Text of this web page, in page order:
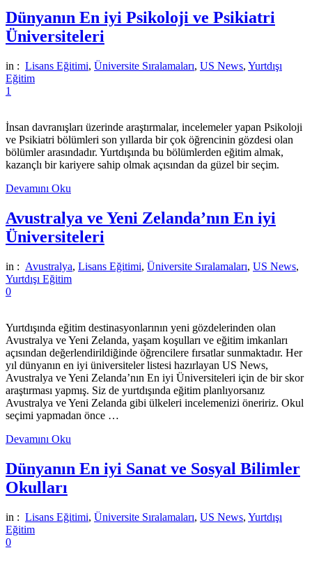
Dünyanın En iyi Psikoloji ve Psikiatri
Üniversiteleri
in : Lisans Eğitimi, Üniversite Sıralamaları, US News, Yurtdışı
Eğitim
1
İnsan davranışları üzerinde araştırmalar, incelemeler yapan Psikoloji
ve Psikiatri bölümleri son yıllarda bir çok öğrencinin gözdesi olan
bölümler arasındadır. Yurtdışında bu bölümlerden eğitim almak,
kazançlı bir kariyere sahip olmak açısından da güzel bir seçim.
Devamını Oku
Avustralya ve Yeni Zelanda’nın En iyi
Üniversiteleri
in : Avustralya, Lisans Eğitimi, Üniversite Sıralamaları, US News,
Yurtdışı Eğitim
0
Yurtdışında eğitim destinasyonlarının yeni gözdelerinden olan
Avustralya ve Yeni Zelanda, yaşam koşulları ve eğitim imkanları
açısından değerlendirildiğinde öğrencilere fırsatlar sunmaktadır. Her
yıl dünyanın en iyi üniversiteler listesi hazırlayan US News,
Avustralya ve Yeni Zelanda’nın En iyi Üniversiteleri için de bir skor
araştırması yapmış. Siz de yurtdışında eğitim planlıyorsanız
Avustralya ve Yeni Zelanda gibi ülkeleri incelemenizi öneririz. Okul
seçimi yapmadan önce …
Devamını Oku
Dünyanın En iyi Sanat ve Sosyal Bilimler
Okulları
in : Lisans Eğitimi, Üniversite Sıralamaları, US News, Yurtdışı
Eğitim
0